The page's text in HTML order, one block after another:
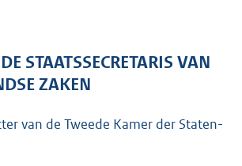
6
STAATSSECRETARIS VAN
ZAKEN
van de Tweede Kamer der Staten-